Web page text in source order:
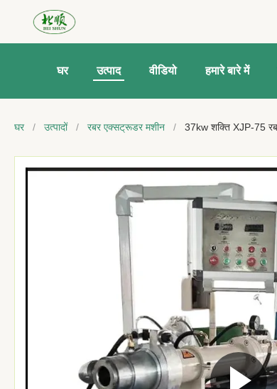
घर उत्पाद वीडियो हमारे बारे में
घर / उत्पादों / रबर एक्सट्रूडर मशीन / 37kw शक्ति XJP-75